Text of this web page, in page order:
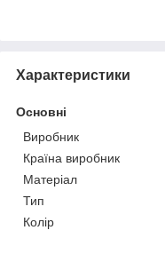
Характеристики
Основні
Виробник
Країна виробник
Матеріал
Тип
Колір